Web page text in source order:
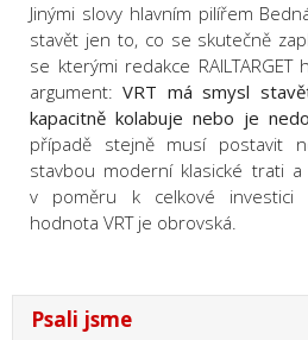
Jinými slovy hlavním pilířem
stavět jen to, co se skutečně
se kterými redakce RAILTARGET
argument:VRT má smysl
kapacitně kolabuje nebo je
případě stejně musí postavit
stavbou moderní klasické trati
v poměru k celkové investici
hodnota VRT je obrovská.
Psali jsme